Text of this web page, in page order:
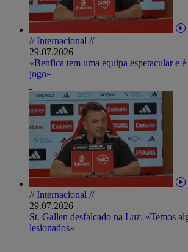
// Internacional //
29.07.2026
«Benfica tem uma equipa espetacular e
jogo»
// Internacional //
29.07.2026
St. Gallen desfalcado na Luz: «Temos
lesionados»